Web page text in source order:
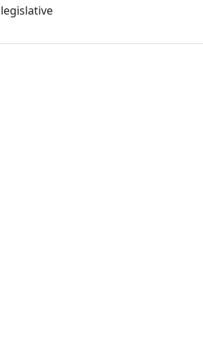
legislative